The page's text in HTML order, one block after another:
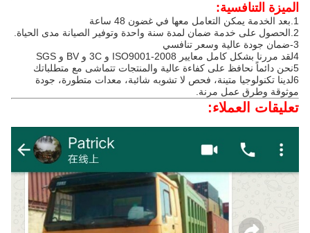
الميزة التنافسية:
1. بعد الخدمة يمكن التعامل معها في غضون 48 ساعة
2. الحصول على خدمة ضمان لمدة سنة واحدة وتوفير الصيانة مدى الحياة.
3-ضمان جودة عالية وسعر تنافسي
4لقد مررنا بشكل كامل معايير ISO9001-2008 و 3C و BV و SGS
5نحن دائماً نحافظ على كفاءة عالية والمنتجات تتماشى مع متطلباتك
6لدينا تكنولوجيا متينة، فحص لا تشوبه شائبة، معدات متطورة، جودة
موثوقة وطرق عمل مرنة.
تعليقات العملاء: